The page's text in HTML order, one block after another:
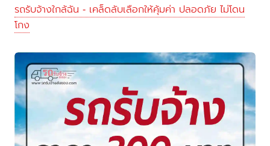
รถรับจ้างใกล้ฉัน - เคล็ดลับเลือกให้คุ้มค่า ปลอดภัย ไม่โดน
โกง